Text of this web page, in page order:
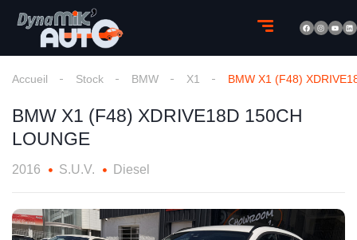
Accueil Stock BMW X1 BMW X1 (F48)
BMW X1 (F48) XDRIVE18D 150CH
LOUNGE
2016 S.U.V. Diesel